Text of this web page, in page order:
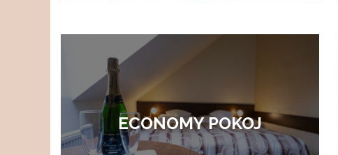
ECONOMY POKOJ